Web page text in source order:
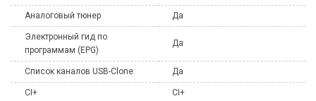
Аналоговый тюнер Да
Электронный гид по
программам (EPG)
Да
Список каналов USB-Clone Да
CI+ CI+